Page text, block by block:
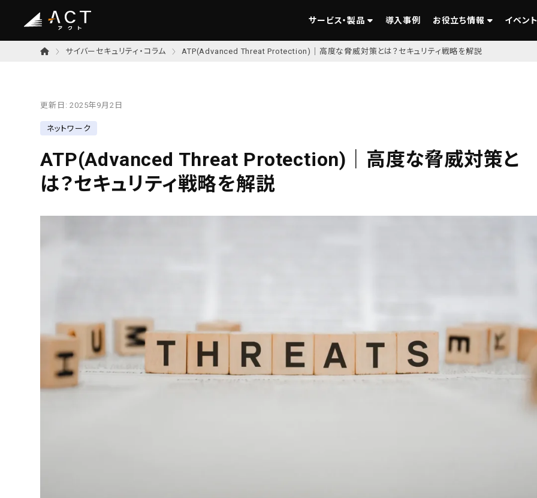
サービス・製品 導入事例 お役立ち情報 イベン
サイバーセキュリティ・コラム ATP(Advanced Threat Protection)｜高度な脅威対策とは？セキュリティ戦略を解説
更新日:2025年9月2日
ネットワーク
ATP(Advanced Threat Protection)｜高度な脅威対策と
は？セキュリティ戦略を解説